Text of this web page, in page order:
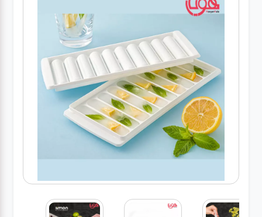
مراقبت شخصی
سرویس های
چینی زرین
قاشق و چنگال
لوازم خانه
لوازم پلاسکو